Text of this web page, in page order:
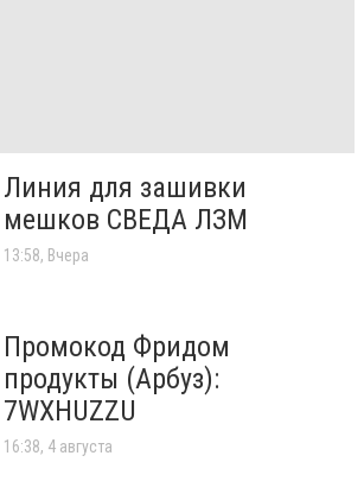
Линия для зашивки
мешков СВЕДА ЛЗМ
13:58, Вчера
Промокод Фридом
продукты (Арбуз):
7WXHUZZU
16:38, 4 августа